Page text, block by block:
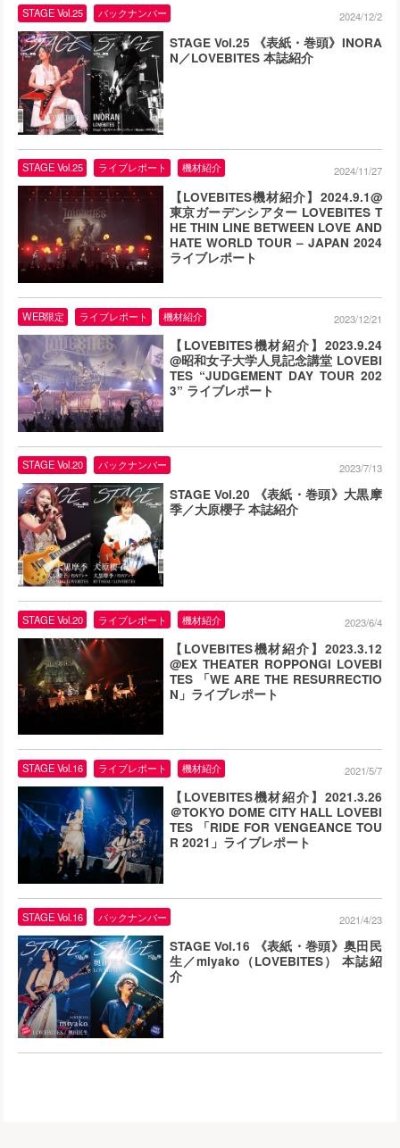
STAGE Vol.25 《表紙・巻頭》INORA
N／LOVEBITES 本誌紹介
STAGE Vol.25 バックナンバー 2024/12/2
【LOVEBITES機材紹介】2024.9.1@
東京ガーデンシアター LOVEBITES T
HE THIN LINE BETWEEN LOVE AND
HATE WORLD TOUR – JAPAN 2024
ライブレポート
STAGE Vol.25 ライブレポート 機材紹介 2024/11/27
【LOVEBITES機材紹介】2023.9.24
@昭和女子大学人見記念講堂 LOVEBI
TES “JUDGEMENT DAY TOUR 202
3” ライブレポート
WEB限定 ライブレポート 機材紹介 2023/12/21
STAGE Vol.20 《表紙・巻頭》大黒摩
季／大原櫻子 本誌紹介
STAGE Vol.20 バックナンバー 2023/7/13
【LOVEBITES機材紹介】2023.3.12
@EX THEATER ROPPONGI LOVEBI
TES 「WE ARE THE RESURRECTIO
N」ライブレポート
STAGE Vol.20 ライブレポート 機材紹介 2023/6/4
【LOVEBITES機材紹介】2021.3.26
＠TOKYO DOME CITY HALL LOVEBI
TES 「RIDE FOR VENGEANCE TOU
R 2021」ライブレポート
STAGE Vol.16 ライブレポート 機材紹介 2021/5/7
STAGE Vol.16 《表紙・巻頭》奥田民
生／miyako（LOVEBITES） 本誌紹
介
STAGE Vol.16 バックナンバー 2021/4/23